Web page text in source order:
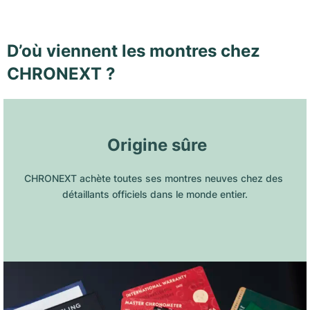
D’où viennent les montres chez
CHRONEXT ?
Origine sûre
CHRONEXT achète toutes ses montres neuves chez des
détaillants officiels dans le monde entier.